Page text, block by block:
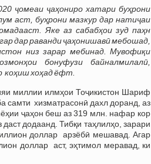
ҷомеаи ҷаҳониро хатари буҳрони
аст, буҳрони мазкур дар натиҷаи
адааст. Яке аз сабабҳои зуд паҳн
дар раванди ҷаҳонишавӣмебошад,
низ зарар мебинад. Мувофиқи
бонуфузи байналмилалӣ,
коҳиш хоҳад ёфт
миллии илмҳои Тоҷикистон Шариф
самти хизматрасонӣ дахл доранд, аз
ҷаҳон беш аз 319 млн. нафар кор
додаанд. Тибқи таҳлилҳо, зарари
доллар арзёбӣ мешавад. Агар
доллар аст, эҳтимол меравад, ки